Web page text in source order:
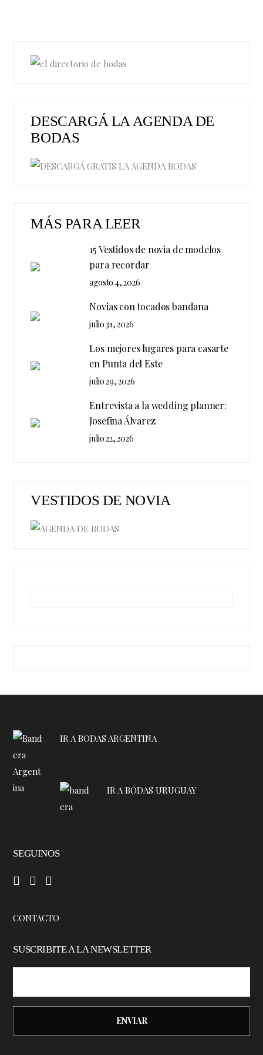
DESCARGÁ LA AGENDA DE
BODAS
MÁS PARA LEER
15 Vestidos de novia de modelos
para recordar
agosto 4, 2026
Novias con tocados bandana
julio 31, 2026
Los mejores lugares para casarte
en Punta del Este
julio 29, 2026
Entrevista a la wedding planner:
Josefina Álvarez
julio 22, 2026
VESTIDOS DE NOVIA
IR A BODAS ARGENTINA
IR A BODAS URUGUAY
SEGUINOS
CONTACTO
SUSCRIBITE A LA NEWSLETTER